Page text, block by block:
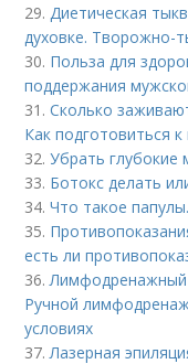
29. Диетическая
духовке. Творожно-
30. Польза для
поддержания
31.Сколько
Как подготовиться к
32.Убрать
33. Ботокс делать
34.Что такое
35.
есть ли
36. Лимфодренажный
Ручной
условиях
37. Лазерная